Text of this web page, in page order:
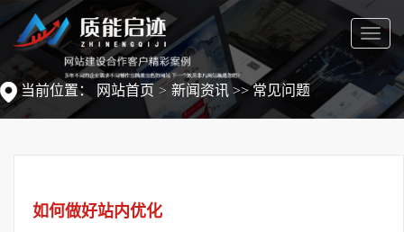
菜
单
当前位置： 网站首页 新闻资讯 >>常见问题
如何做好站内优化